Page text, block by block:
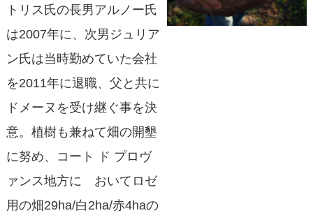
トリス氏の長男アルノー氏
は2007年に、次男ジュリア
ン氏は当時勤めていた会社
を2011年に退職、父と共に
ドメーヌを受け継ぐ事を決
意。植樹も兼ねて畑の開墾
に努め、コート ド プロヴ
ァンス地方に おいてロゼ
用の畑29ha/白2ha/赤4haの